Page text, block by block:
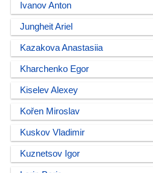
Ivanov Anton
Jungheit Ariel
Kazakova Anastasiia
Kharchenko Egor
Kiselev Alexey
Kořen Miroslav
Kuskov Vladimir
Kuznetsov Igor